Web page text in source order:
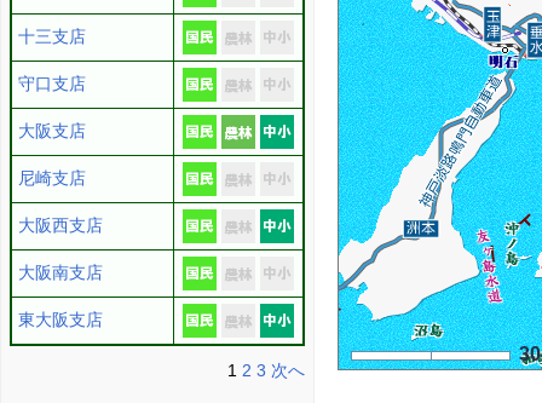
十三支店
守口支店
大阪支店
尼崎支店
大阪西支店
大阪南支店
東大阪支店
1 2 3 次へ